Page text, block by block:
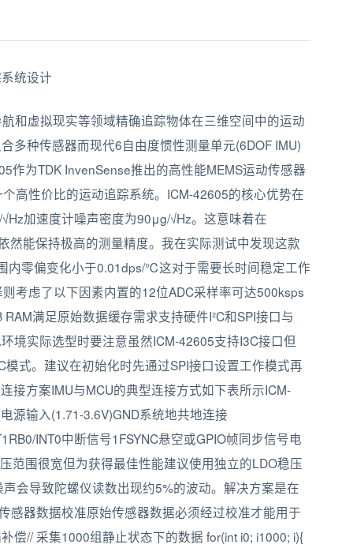
和虚拟现实等领域精确追踪物体在三维空间中的运动
多种传感器而现代6自由度惯性测量单元(6DOF IMU)
作为TDK InvenSense推出的高性能MEMS运动传感器
高性价比的运动追踪系统。ICM-42605的核心优势在
加速度计噪声密度为90μg/√Hz。这意味着在
能保持极高的测量精度。我在实际测试中发现这款
零偏变化小于0.01dps/℃这对于需要长时间稳定工作
考虑了以下因素内置的12位ADC采样率可达500ksps
满足原始数据缓存需求支持硬件I²C和SPI接口与
境实际选型时要注意虽然ICM-42605支持I3C接口但
模式。建议在初始化时先通过SPI接口设置工作模式再
接方案IMU与MCU的典型连接方式如下表所示ICM-
源输入(1.71-3.6V)GND系统地共地连接
INT0中断信号1FSYNC悬空或GPIO帧同步信号电
范围很宽但为获得最佳性能建议使用独立的LDO稳压
会导致陀螺仪读数出现约5%的波动。解决方案是在
感器数据校准原始传感器数据必须经过校准才能用于
偿// 采集1000组静止状态下的数据 for(int i0; i1000; i){